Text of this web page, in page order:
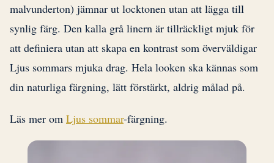
malvunderton) jämnar ut locktonen utan att lägga till
synlig färg. Den kalla grå linern är tillräckligt mjuk för
att definiera utan att skapa en kontrast som överväldigar
Ljus sommars mjuka drag. Hela looken ska kännas som
din naturliga färgning, lätt förstärkt, aldrig målad på.
Läs mer om Ljus sommar-färgning.